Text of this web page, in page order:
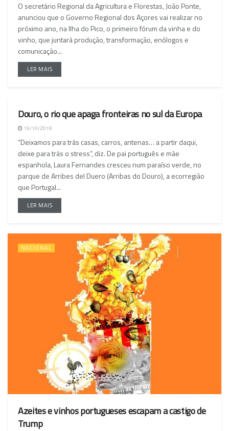
O secretário Regional da Agricultura e Florestas, João Ponte,
anunciou que o Governo Regional dos Açores vai realizar no
próximo ano, na Ilha do Pico, o primeiro fórum da vinha e do
vinho, que juntará produção, transformação, enólogos e
comunicação...
LER MAIS
NACIONAL
Douro, o rio que apaga fronteiras no sul da Europa
19/10/2019
“Deixamos para trás casas, carros, antenas… a partir daqui,
deixe para trás o stress”, diz. De pai português e mãe
espanhola, Laura Fernandes cresceu num paraíso verde, no
parque de Arribes del Duero (Arribas do Douro), a ecorregião
que Portugal...
LER MAIS
NACIONAL
Azeites e vinhos portugueses escapam a castigo de
Trump